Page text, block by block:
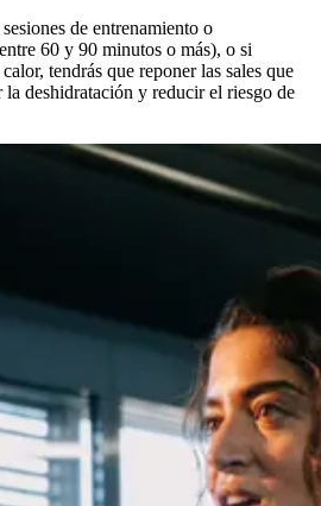
de entrenamiento o
60 y 90 minutos o más), o si
tendrás que reponer las sales que
deshidratación y reducir el riesgo de